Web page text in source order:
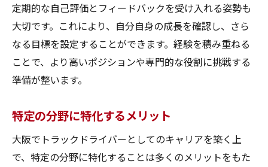
定期的な自己評価とフィードバックを受け入れる姿勢も
大切です。これにより、自分自身の成長を確認し、さら
なる目標を設定することができます。経験を積み重ねる
ことで、より高いポジションや専門的な役割に挑戦する
準備が整います。
特定の分野に特化するメリット
大阪でトラックドライバーとしてのキャリアを築く上
で、特定の分野に特化することは多くのメリットをもた